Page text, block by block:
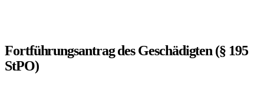
Fortführungsantrag des Geschädigten (§ 195
StPO)